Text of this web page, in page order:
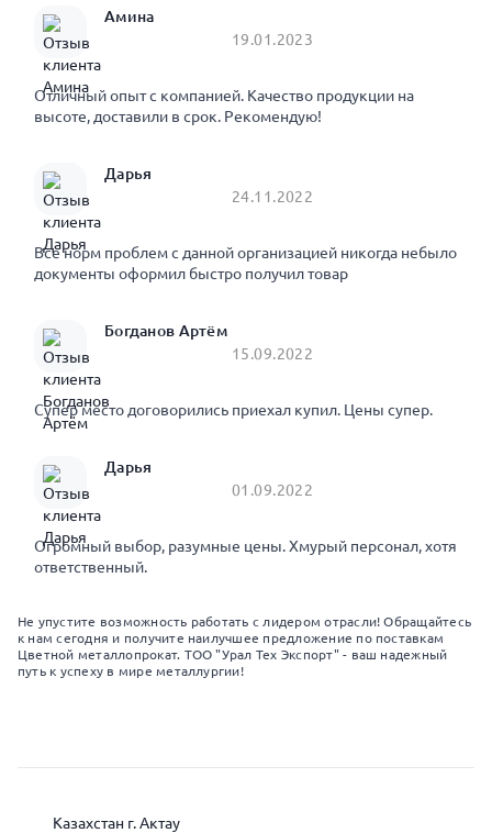
Амина
19.01.2023
Отличный опыт с компанией. Качество продукции на
высоте, доставили в срок. Рекомендую!
Дарья
24.11.2022
Все норм проблем с данной организацией никогда небыло
документы оформил быстро получил товар
Богданов Артём
15.09.2022
Супер место договорились приехал купил. Цены супер.
Дарья
01.09.2022
Огромный выбор, разумные цены. Хмурый персонал, хотя
ответственный.
Не упустите возможность работать с лидером отрасли! Обращайтесь
к нам сегодня и получите наилучшее предложение по поставкам
Цветной металлопрокат. ТОО "Урал Тех Экспорт" - ваш надежный
путь к успеху в мире металлургии!
Казахстан г. Актау